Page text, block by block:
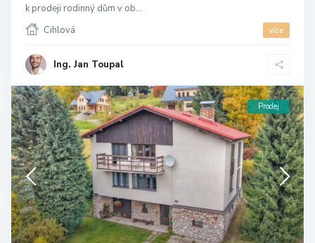
k prodeji rodinný dům v ob...
Cihlová
více
Ing. Jan Toupal
Prodej